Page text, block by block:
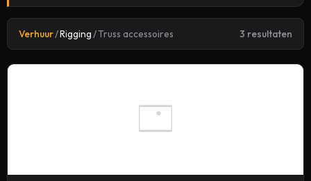
Verhuur/Rigging/Truss accessoires 3 resultaten